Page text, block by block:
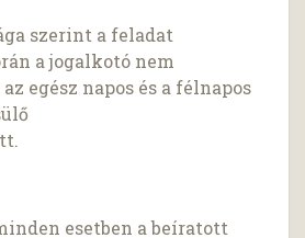
szerint a feladat
a jogalkotó nem
egész napos és a félnapos
esetben a beíratott